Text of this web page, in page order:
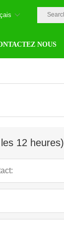
NOUS
12 heures)